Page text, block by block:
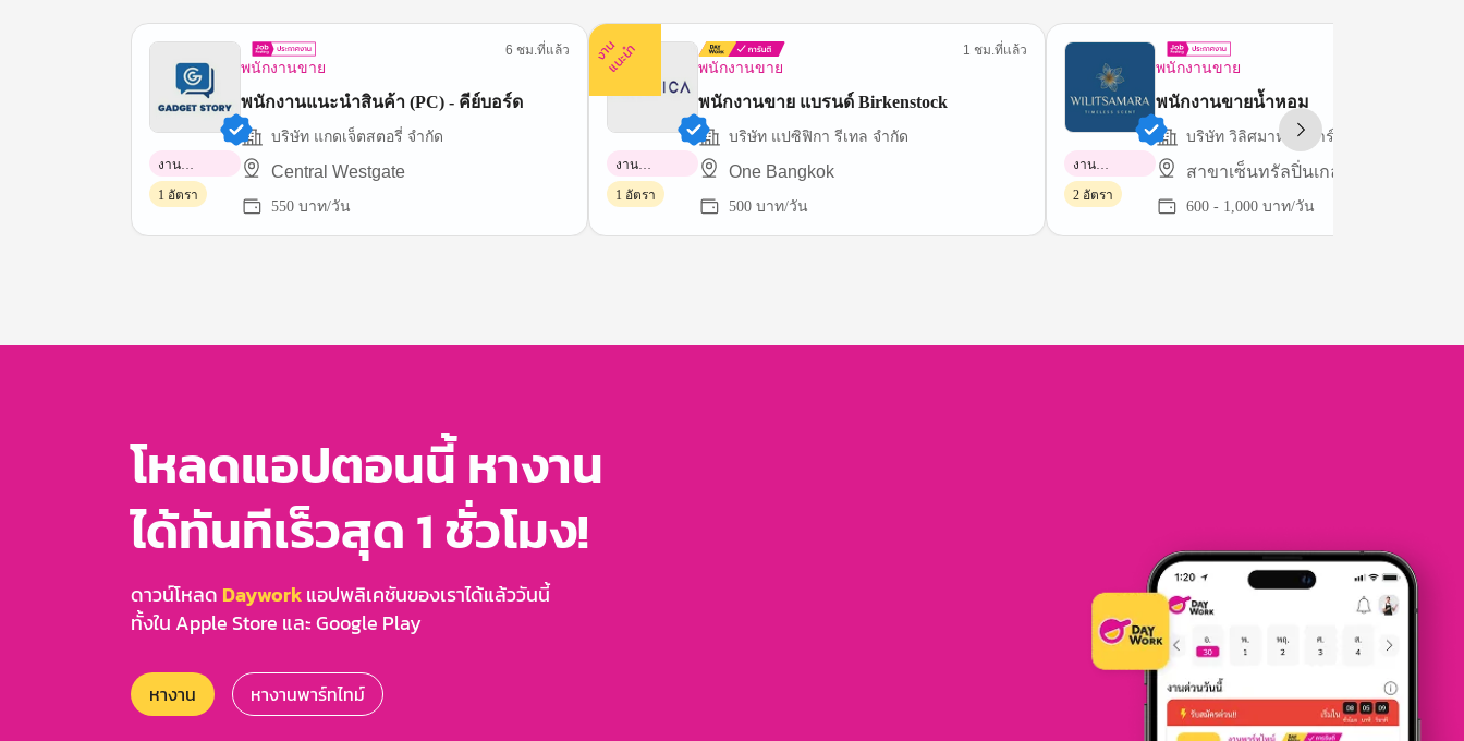
พนักงานขาย
6 ชม.ที่แล้ว
พนักงานแนะนำสินค้า (PC) - คีย์บอร์ด
บริษัท แกดเจ็ตสตอรี่ จำกัด
Central Westgate
550 บาท/วัน
งาน
พาร์ทไทม์
1 อัตรา
ง
า
น
แ
น
ะ
นำ พนักงานขาย
1 ชม.ที่แล้ว
พนักงานขาย แบรนด์ Birkenstock
บริษัท แปซิฟิกา รีเทล จำกัด
One Bangkok
500 บาท/วัน
งาน
พาร์ทไทม์
1 อัตรา
พนักงานขาย
พนักงานขายน้ำหอม
บริษัท วิลิศมาหรา พาร์ฟูมส์ จำกัด
สาขาเซ็นทรัลปิ่นเกล้า
600 - 1,000 บาท/วัน
งาน
พาร์ทไทม์
2 อัตรา
โหลดแอปตอนนี้ หางาน
ได้ทันทีเร็วสุด 1 ชั่วโมง!
ดาวน์โหลด Dayworkแอปพลิเคชันของเราได้แล้ววันนี้
ทั้งใน Apple Store และ Google Play
หางาน หางานพาร์ทไทม์